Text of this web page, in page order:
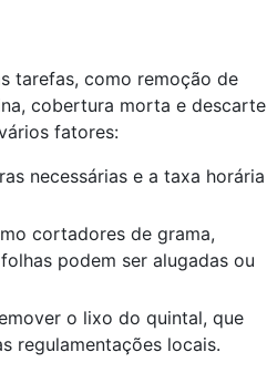
tarefas, como remoção de
cobertura morta e descarte
fatores:
necessárias e a taxa horária
cortadores de grama,
podem ser alugadas ou
o lixo do quintal, que
regulamentações locais.